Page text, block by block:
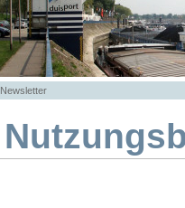
Newsletter